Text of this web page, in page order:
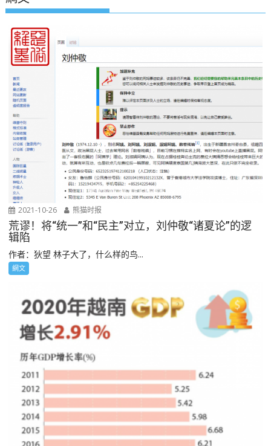
2021-10-26 熊猫时报
荒谬！将“统一”和“民主”对立，刘仲敬“诸夏论”的逻
辑陷
作者：狄望 林子大了，什么样的鸟...
網文